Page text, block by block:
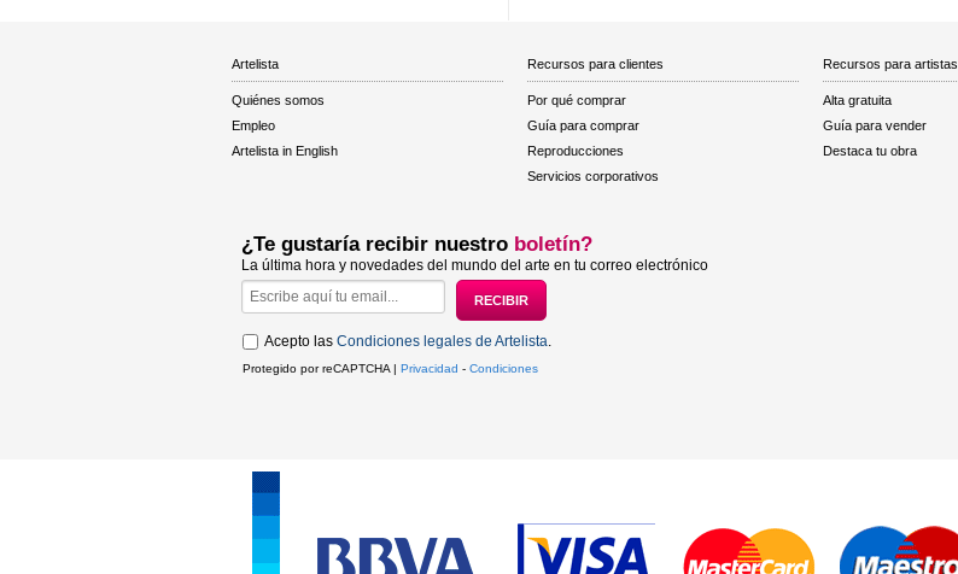
Artelista
Quiénes somos
Empleo
Artelista in English
Recursos para clientes
Por qué comprar
Guía para comprar
Reproducciones
Servicios corporativos
Recursos para artistas
Alta gratuita
Guía para vender
Destaca tu obra
¿Te gustaría recibir nuestro boletín?
La última hora y novedades del mundo del arte en tu correo electrónico
Acepto las Condiciones legales de Artelista.
Protegido por reCAPTCHA | Privacidad - Condiciones